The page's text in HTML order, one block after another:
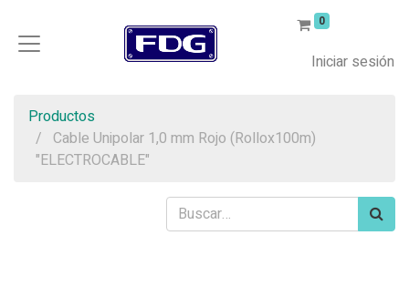
0
Iniciar sesión
Productos
Cable Unipolar 1,0 mm Rojo (Rollox100m)
"ELECTROCABLE"